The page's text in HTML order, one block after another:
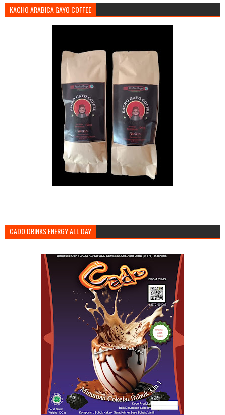
KACHO ARABICA GAYO COFFEE
CADO DRINKS ENERGY ALL DAY